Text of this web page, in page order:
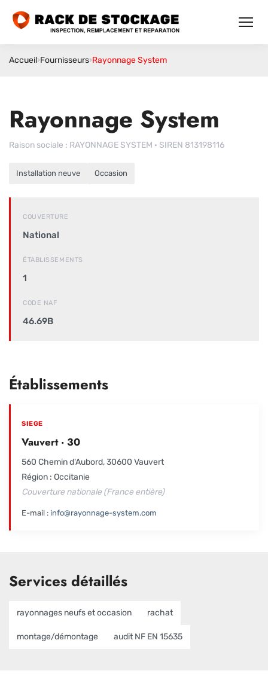
Accueil›Fournisseurs›Rayonnage System
Rayonnage System
Raison sociale : RAYONNAGE SYSTEM · SIREN 813198116
Installation neuve Occasion
COUVERTURE
National
ÉTABLISSEMENTS
1
CODE NAF
46.69B
Établissements
SIEGE
Vauvert · 30
560 Chemin d'Aubord, 30600 Vauvert
Région : Occitanie
Couverture nationale (France entière)
E-mail : info@rayonnage-system.com
Services détaillés
rayonnages neufs et occasion rachat
montage/démontage audit NF EN 15635